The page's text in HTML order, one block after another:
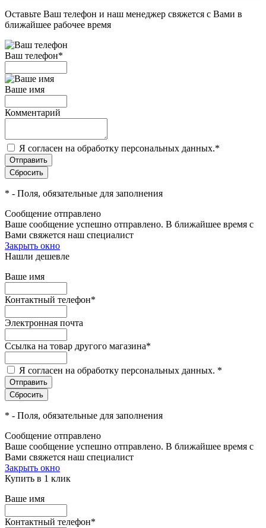
Оставьте Ваш телефон и наш менеджер свяжется с Вами в
ближайшее рабочее время
Ваш телефон*
Ваше имя
Комментарий
Я согласен на обработку персональных данных.*
* - Поля, обязательные для заполнения
Сообщение отправлено
Ваше сообщение успешно отправлено. В ближайшее время с
Вами свяжется наш специалист
Закрыть окно
Нашли дешевле
Ваше имя
Контактный телефон*
Электронная почта
Ссылка на товар другого магазина*
Я согласен на обработку персональных данных. *
* - Поля, обязательные для заполнения
Сообщение отправлено
Ваше сообщение успешно отправлено. В ближайшее время с
Вами свяжется наш специалист
Закрыть окно
Купить в 1 клик
Ваше имя
Контактный телефон*